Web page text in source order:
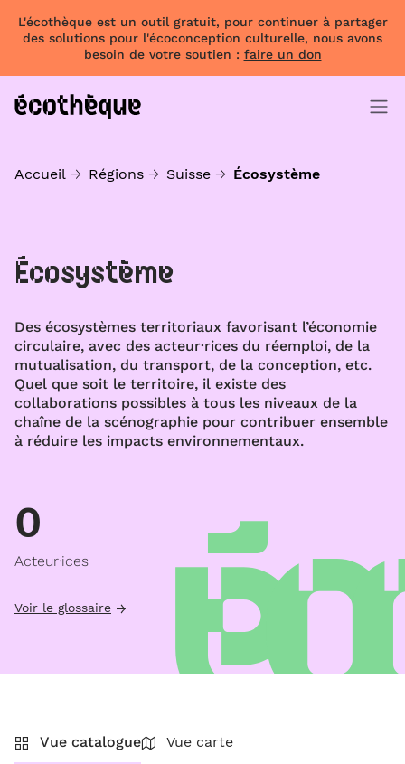
L'écothèque est un outil gratuit, pour continuer à partager
des solutions pour l'écoconception culturelle, nous avons
besoin de votre soutien : faire un don
Accueil Régions Suisse Écosystème
Écosystème
Des écosystèmes territoriaux favorisant l’économie
circulaire, avec des acteur·rices du réemploi, de la
mutualisation, du transport, de la conception, etc.
Quel que soit le territoire, il existe des
collaborations possibles à tous les niveaux de la
chaîne de la scénographie pour contribuer ensemble
à réduire les impacts environnementaux.
0
Acteur·ices
Voir le glossaire
Vue catalogue
Vue carte